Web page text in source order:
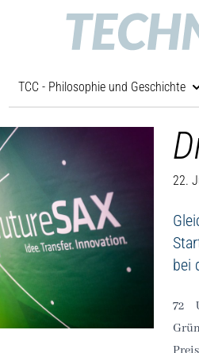
TCC - Philosophie und Geschichte
22.
bei
72